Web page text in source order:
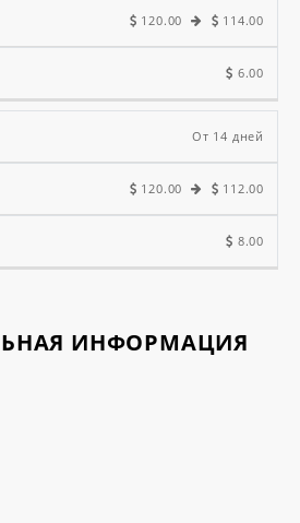
120.00 114.00
6.00
От 14 дней
120.00 112.00
8.00
ИНФОРМАЦИЯ